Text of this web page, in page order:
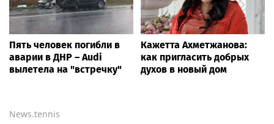
Пять человек погибли в
аварии в ДНР – Audi
вылетела на "встречку"
Кажетта Ахметжанова:
как пригласить добрых
духов в новый дом
News.tennis